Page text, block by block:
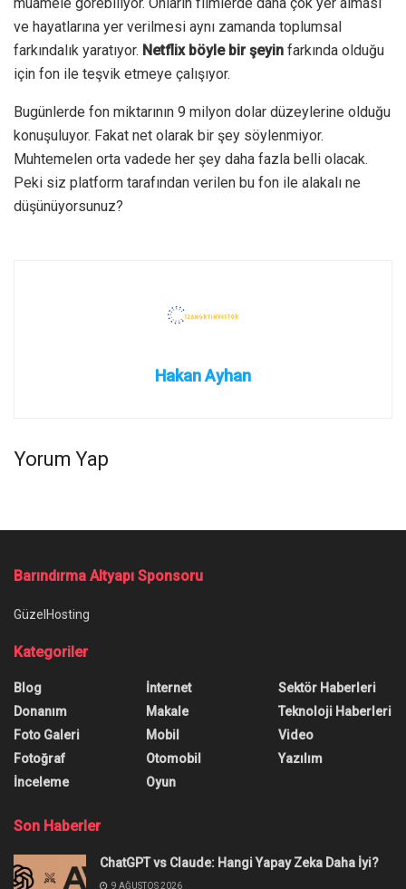
ve hayatlarına yer verilmesi aynı zamanda toplumsal
farkındalık yaratıyor. Netflix böyle bir şeyin farkında olduğu
için fon ile teşvik etmeye çalışıyor.
Bugünlerde fon miktarının 9 milyon dolar düzeylerine olduğu
konuşuluyor. Fakat net olarak bir şey söylenmiyor.
Muhtemelen orta vadede her şey daha fazla belli olacak.
Peki siz platform tarafından verilen bu fon ile alakalı ne
düşünüyorsunuz?
Hakan Ayhan
Yorum Yap
İOS 14.5 beta 2’deki yenilikler
Yazar: Onur Erdem 17 Şubat 2021